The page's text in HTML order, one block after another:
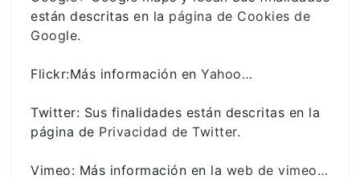
están descritas en la página de Cookies de
Google.
Flickr:Más información en Yahoo…
Twitter: Sus finalidades están descritas en la
página de Privacidad de Twitter.
Vimeo: Más información en la web de vimeo…